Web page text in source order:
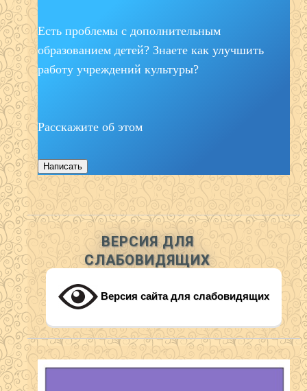
Есть проблемы с дополнительным
образованием детей? Знаете как улучшить
работу учреждений культуры?
Расскажите об этом
Написать
ВЕРСИЯ ДЛЯ
СЛАБОВИДЯЩИХ
Версия сайта для слабовидящих